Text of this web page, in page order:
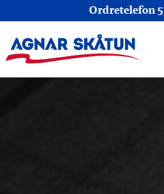
Ordretelefon